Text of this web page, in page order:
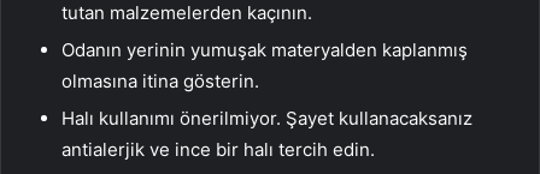
tutan malzemelerden kaçının.
Odanın yerinin yumuşak materyalden kaplanmış
olmasına itina gösterin.
Halı kullanımı önerilmiyor. Şayet kullanacaksanız
antialerjik ve ince bir halı tercih edin.